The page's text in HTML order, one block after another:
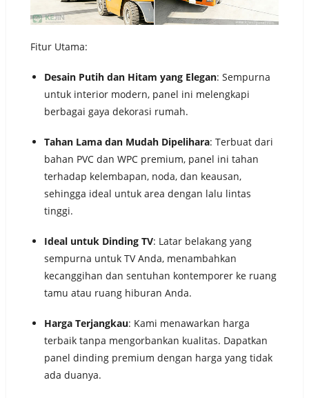
Fitur Utama:
Desain Putih dan Hitam yang Elegan: Sempurna
untuk interior modern, panel ini melengkapi
berbagai gaya dekorasi rumah.
Tahan Lama dan Mudah Dipelihara: Terbuat dari
bahan PVC dan WPC premium, panel ini tahan
terhadap kelembapan, noda, dan keausan,
sehingga ideal untuk area dengan lalu lintas
tinggi.
Ideal untuk Dinding TV: Latar belakang yang
sempurna untuk TV Anda, menambahkan
kecanggihan dan sentuhan kontemporer ke ruang
tamu atau ruang hiburan Anda.
Harga Terjangkau: Kami menawarkan harga
terbaik tanpa mengorbankan kualitas. Dapatkan
panel dinding premium dengan harga yang tidak
ada duanya.